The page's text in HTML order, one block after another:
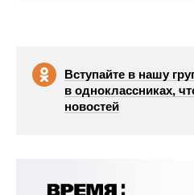
Вступайте в нашу
в одноклассниках,
новостей